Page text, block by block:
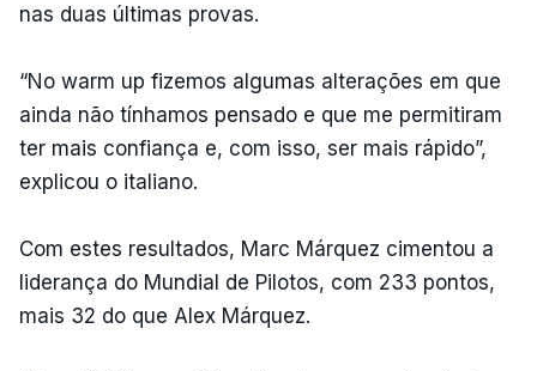
nas duas últimas provas.
“No warm up fizemos algumas alterações em que
ainda não tínhamos pensado e que me permitiram
ter mais confiança e, com isso, ser mais rápido”,
explicou o italiano.
Com estes resultados, Marc Márquez cimentou a
liderança do Mundial de Pilotos, com 233 pontos,
mais 32 do que Alex Márquez.